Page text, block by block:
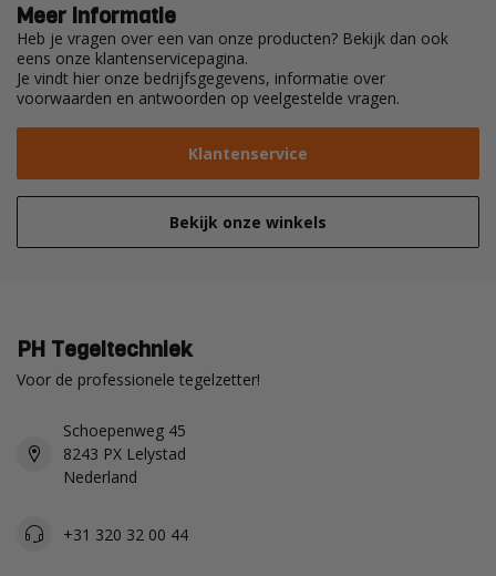
Meer informatie
Heb je vragen over een van onze producten? Bekijk dan ook
eens onze klantenservicepagina.
Je vindt hier onze bedrijfsgegevens, informatie over
voorwaarden en antwoorden op veelgestelde vragen.
Klantenservice
Bekijk onze winkels
PH Tegeltechniek
Voor de professionele tegelzetter!
Schoepenweg 45
8243 PX Lelystad
Nederland
+31 320 32 00 44